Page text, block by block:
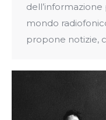
mondo
propone notizie,